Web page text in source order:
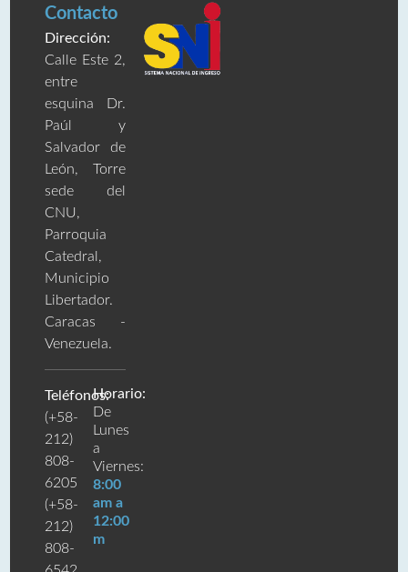
Contacto
Dirección:
Calle Este 2,
entre
esquina Dr.
Paúl y
Salvador de
León, Torre
sede del
CNU,
Parroquia
Catedral,
Municipio
Libertador.
Caracas -
Venezuela.
Teléfonos:
(+58-
212)
808-
6205
(+58-
212)
808-
Horario:
De
Lunes
a
Viernes:
8:00
am a
12:00
m